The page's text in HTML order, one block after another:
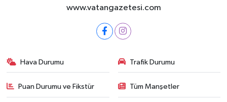
www.vatangazetesi.com
Hava Durumu Trafik Durumu
Puan Durumu ve Fikstür Tüm Manşetler